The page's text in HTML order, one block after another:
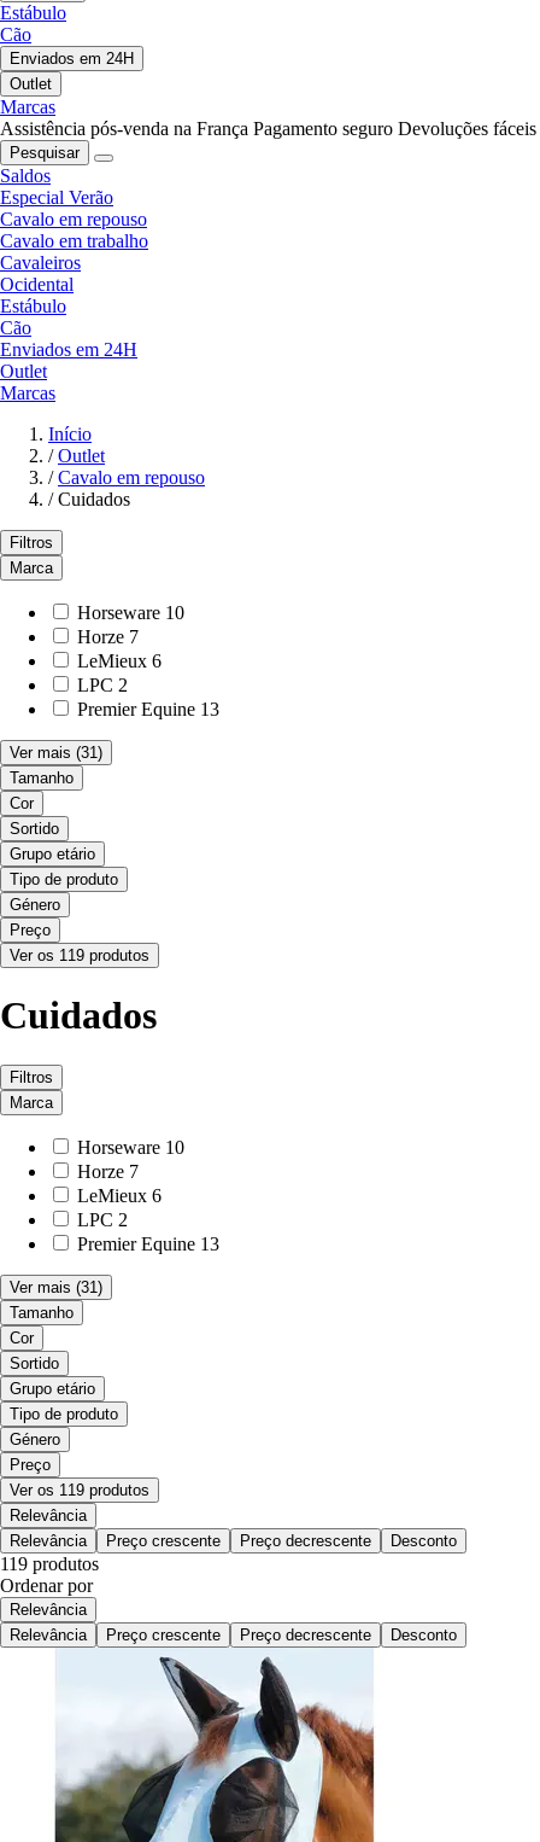
Estábulo
Cão
Enviados em 24H
Outlet
Marcas
Assistência pós-venda na França Pagamento seguro Devoluções fáceis
Pesquisar
Saldos
Especial Verão
Cavalo em repouso
Cavalo em trabalho
Cavaleiros
Ocidental
Estábulo
Cão
Enviados em 24H
Outlet
Marcas
Início
/ Outlet
/ Cavalo em repouso
/ Cuidados
Filtros
Marca
Horseware 10
Horze 7
LeMieux 6
LPC 2
Premier Equine 13
Ver mais (31)
Tamanho
Cor
Sortido
Grupo etário
Tipo de produto
Género
Preço
Ver os 119 produtos
Cuidados
Filtros
Marca
Horseware 10
Horze 7
LeMieux 6
LPC 2
Premier Equine 13
Ver mais (31)
Tamanho
Cor
Sortido
Grupo etário
Tipo de produto
Género
Preço
Ver os 119 produtos
Relevância
Relevância
Preço crescente Preço decrescente Desconto
119 produtos
Ordenar por
Relevância
Relevância
Preço crescente Preço decrescente Desconto